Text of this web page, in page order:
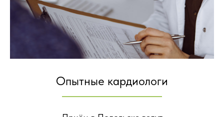
Опытные кардиологи